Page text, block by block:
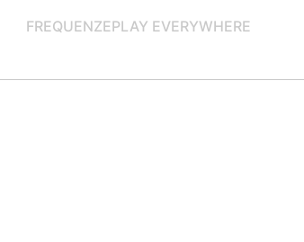
FREQUENZEPLAY EVERYWHERE